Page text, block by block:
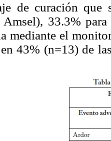
de curación
Amsel), 33.3%
mediante el
43% (n=13) de